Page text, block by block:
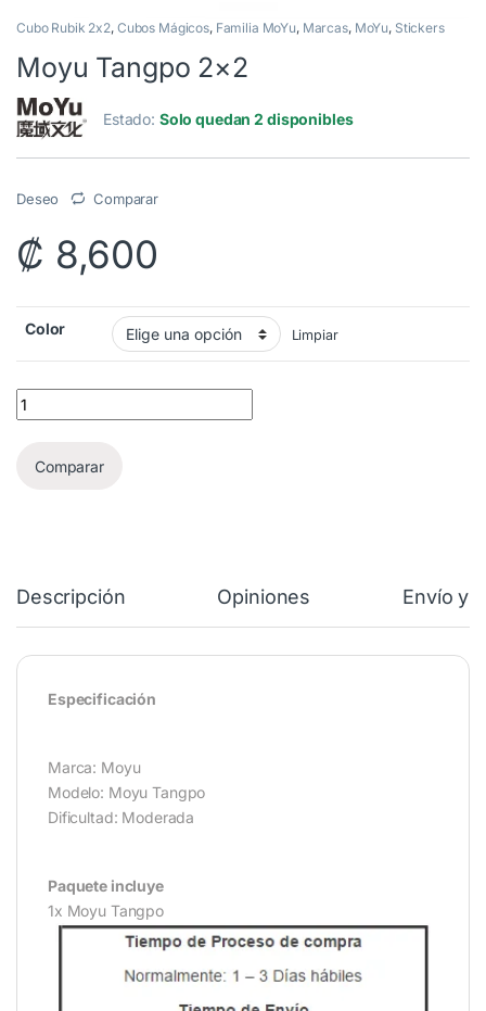
Cubo Rubik 2x2, Cubos Mágicos, Familia MoYu, Marcas, MoYu, Stickers
Moyu Tangpo 2×2
Estado: Solo quedan 2 disponibles
Deseo Comparar
₡ 8,600
Color Limpiar
Moyu Tangpo 2x2 quantity
Comparar
Descripción Opiniones Envío y
Especificación
Marca: Moyu
Modelo: Moyu Tangpo
Dificultad: Moderada
Paquete incluye
1x Moyu Tangpo